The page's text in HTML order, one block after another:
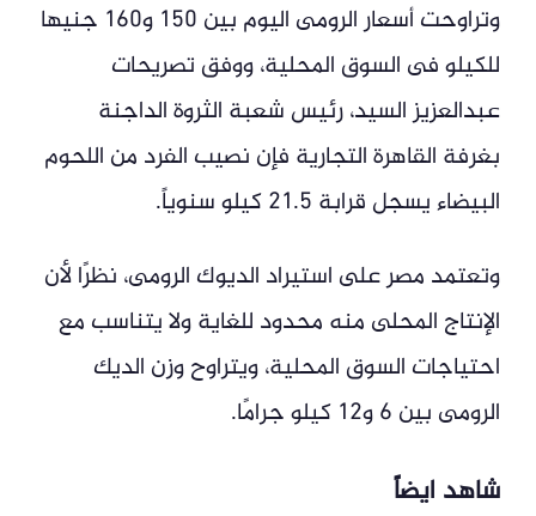
وتراوحت أسعار الرومى اليوم بين 150 و160 جنيها
للكيلو فى السوق المحلية، ووفق تصريحات
عبدالعزيز السيد، رئيس شعبة الثروة الداجنة
بغرفة القاهرة التجارية فإن نصيب الفرد من اللحوم
البيضاء يسجل قرابة 21.5 كيلو سنوياً.
وتعتمد مصر على استيراد الديوك الرومى، نظرًا لأن
الإنتاج المحلى منه محدود للغاية ولا يتناسب مع
احتياجات السوق المحلية، ويتراوح وزن الديك
الرومى بين 6 و12 كيلو جرامًا.
شاهد ايضاً